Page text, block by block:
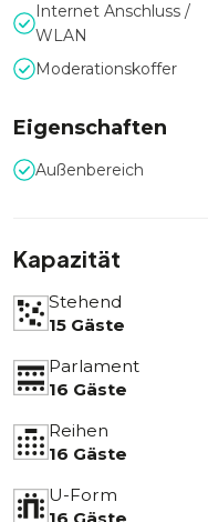
Internet Anschluss /
WLAN
Moderationskoffer
Eigenschaften
Außenbereich
Kapazität
Stehend
15 Gäste
Parlament
16 Gäste
Reihen
16 Gäste
U-Form